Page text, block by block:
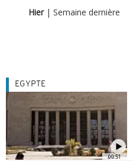
Hier| Semaine dernière
00:51
EGYPTE